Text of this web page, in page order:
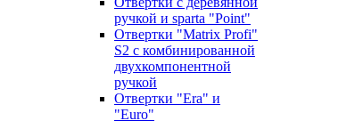
ручкой и sparta "Point"
Отвертки "Matrix Profi"
S2 с комбинированной
двухкомпонентной
ручкой
Отвертки "Era" и
"Euro"